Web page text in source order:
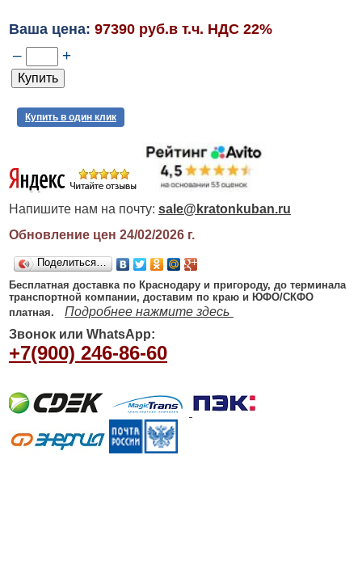
Ваша цена: 97390 руб.в т.ч. НДС 22%
– +
Купить в один клик
Напишите нам на почту: sale@kratonkuban.ru
Обновление цен 24/02/2026г.
Поделиться…
Бесплатная доставка по Краснодару и пригороду, до терминала
транспортной компании, доставим по краю и ЮФО/СКФО
платная.
Подробнее нажмите здесь
Звонок или WhatsApp:
+7(900) 246-86-60